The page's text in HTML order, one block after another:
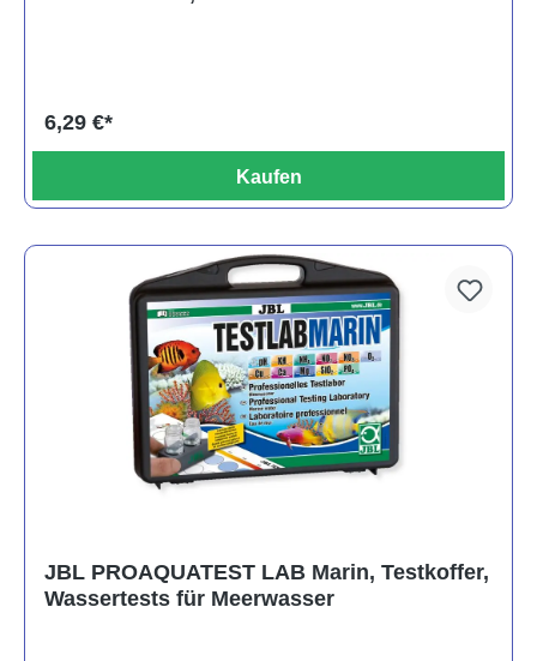
6,29 €*
Kaufen
JBL PROAQUATEST LAB Marin, Testkoffer,
Wassertests für Meerwasser